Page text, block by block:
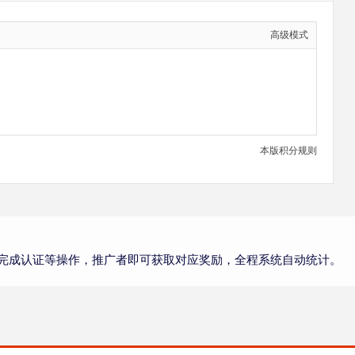
高级模式
本版积分规则
认证等操作，推广者即可获取对应奖励，全程系统自动统计。